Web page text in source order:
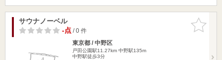
お気に入
りに追加
サウナノーベル
-点/ 0 件
東京都 / 中野区
戸田公園駅11.27km 中野駅135m
中野駅徒歩3分